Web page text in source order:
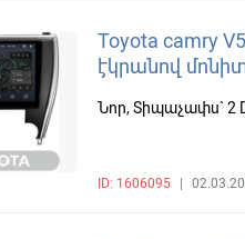
Toyota camry
էկրանով
Նոր, Տիպաչափս` 2
ID: 1606095